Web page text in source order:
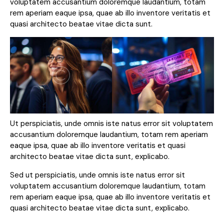
voluptatem accusantium doloremque laudantium, totam
rem aperiam eaque ipsa, quae ab illo inventore veritatis et
quasi architecto beatae vitae dicta sunt.
Ut perspiciatis, unde omnis iste natus error sit voluptatem
accusantium doloremque laudantium, totam rem aperiam
eaque ipsa, quae ab illo inventore veritatis et quasi
architecto beatae vitae dicta sunt, explicabo.
Sed ut perspiciatis, unde omnis iste natus error sit
voluptatem accusantium doloremque laudantium, totam
rem aperiam eaque ipsa, quae ab illo inventore veritatis et
quasi architecto beatae vitae dicta sunt, explicabo.